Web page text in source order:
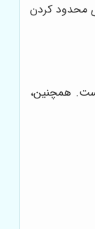
محدود کردن
همچنین،